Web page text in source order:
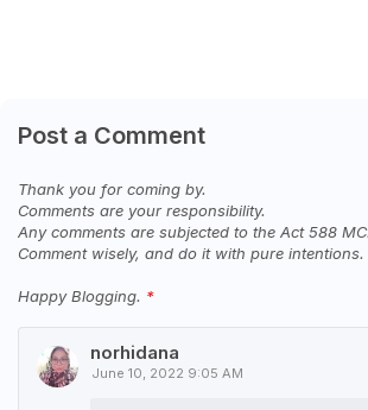
Post a Comment
Thank you for coming by.
Comments are your responsibility.
Any comments are subjected to the Act 588
Comment wisely, and do it with pure intentions.
Happy Blogging.
norhidana
June 10, 2022 9:05 AM